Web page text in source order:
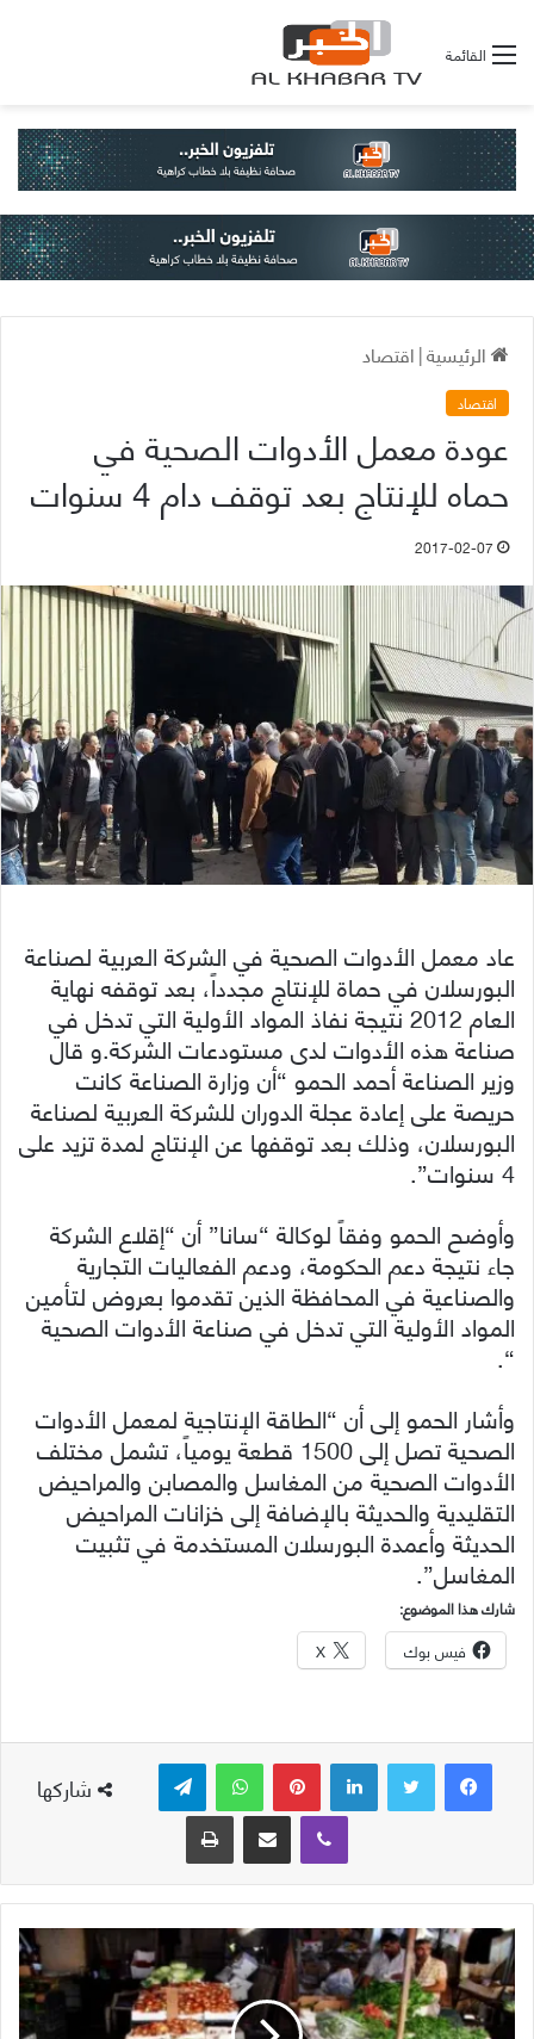
القائمة
الرئيسية|اقتصاد
اقتصاد
عودة معمل الأدوات الصحية في
حماه للإنتاج بعد توقف دام 4 سنوات
2017-02-07
عاد معمل الأدوات الصحية في الشركة العربية لصناعة
البورسلان في حماة للإنتاج مجدداً، بعد توقفه نهاية
العام 2012 نتيجة نفاذ المواد الأولية التي تدخل في
صناعة هذه الأدوات لدى مستودعات الشركة.و قال
وزير الصناعة أحمد الحمو “أن وزارة الصناعة كانت
حريصة على إعادة عجلة الدوران للشركة العربية لصناعة
البورسلان، وذلك بعد توقفها عن الإنتاج لمدة تزيد على
4 سنوات”.‏
وأوضح الحمو وفقاً لوكالة “سانا” أن “إقلاع الشركة
جاء نتيجة دعم الحكومة، ودعم الفعاليات التجارية
والصناعية في المحافظة الذين تقدموا بعروض لتأمين
المواد الأولية التي تدخل في صناعة الأدوات الصحية
“.
وأشار الحمو إلى أن “الطاقة الإنتاجية لمعمل الأدوات
الصحية تصل إلى 1500 قطعة يومياً، تشمل مختلف
الأدوات الصحية من المغاسل والمصابن والمراحيض
التقليدية والحديثة بالإضافة إلى خزانات المراحيض
الحديثة وأعمدة البورسلان المستخدمة في تثبيت
المغاسل”.‏
شارك هذا الموضوع:
فيس بوك X
شاركها
لينكدإن بينتيريست واتساب
ڤايبر
مشاركة عبر البريد طباعة